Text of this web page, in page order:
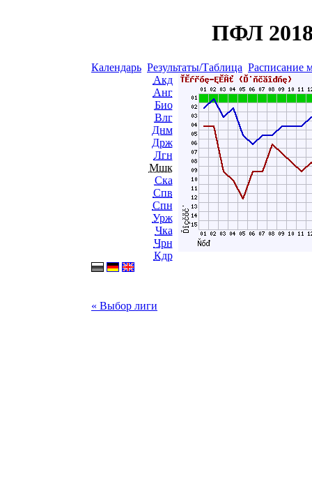
ПФЛ
Календарь Результаты/Таблица Расписание
Акд
Анг
Био
Влг
Днм
Држ
Лгн
Мшк
Ска
Спв
Спн
Урж
Чка
Чрн
Кдр
« Выбор лиги